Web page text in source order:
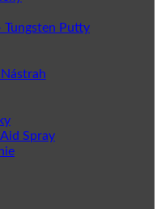
Tungsten Putty
Spray